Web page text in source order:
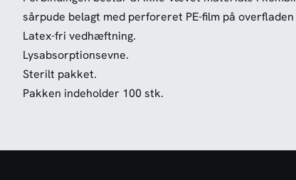
sårpude belagt med perforeret PE-film på
Latex-fri vedhæftning.
Lysabsorptionsevne.
Sterilt pakket.
Pakken indeholder 100 stk.